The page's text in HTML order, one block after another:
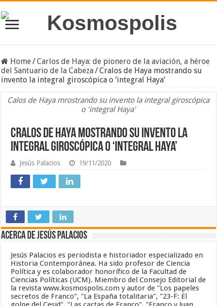
Home/Carlos de Haya: de pionero de la aviación, a héroe
del Santuario de la Cabeza/Cralos de Haya mostrando su
invento la integral giroscópica o ‘integral Haya’
Calos de Haya mrostrando su invento la integral giroscópica
o 'integral Haya'
Cralos de Haya mostrando su invento la
integral giroscópica o ‘integral Haya’
Jesús Palacios 19/11/2020
Acerca de Jesús Palacios
Jesús Palacios es periodista e historiador especializado en
Historia Contemporánea. Ha sido profesor de Ciencia
Política y es colaborador honorífico de la Facultad de
Ciencias Políticas (UCM). Miembro del Consejo Editorial de
la revista www.kosmospolis.com y autor de "Los papeles
secretos de Franco", "La España totalitaria", "23-F: El